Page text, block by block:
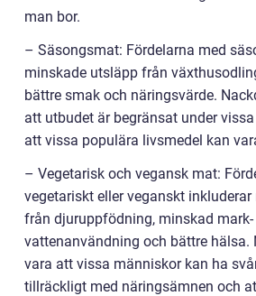
man bor.
– Säsongsmat: Fördelarna med
minskade utsläpp från
bättre smak och näringsvärde.
att utbudet är begränsat under
att vissa populära livsmedel kan
– Vegetarisk och vegansk mat:
vegetariskt eller veganskt
från djuruppfödning, minskad mark-
vattenanvändning och bättre hälsa.
vara att vissa människor kan ha
tillräckligt med näringsämnen och